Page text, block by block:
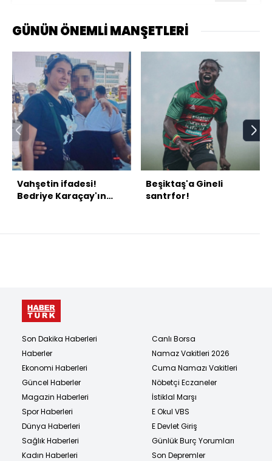
GÜNÜN ÖNEMLİ MANŞETLERİ
Vahşetin ifadesi!
Bedriye Karaçay'ın
Beşiktaş'a Gineli
santrfor!
Son Dakika Haberleri
Haberler
Ekonomi Haberleri
Güncel Haberler
Magazin Haberleri
Spor Haberleri
Dünya Haberleri
Sağlık Haberleri
Kadın Haberleri
Canlı Borsa
Namaz Vakitleri 2026
Cuma Namazı Vakitleri
Nöbetçi Eczaneler
İstiklal Marşı
E Okul VBS
E Devlet Giriş
Günlük Burç Yorumları
Son Depremler